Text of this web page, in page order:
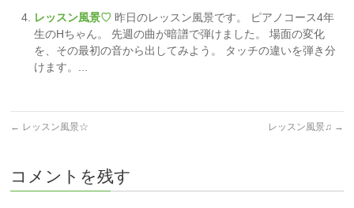
レッスン風景♡ 昨日のレッスン風景です。 ピアノコース4年
生のHちゃん。 先週の曲が暗譜で弾けました。 場面の変化
を、その最初の音から出してみよう。 タッチの違いを弾き分
けます。...
← レッスン風景☆ レッスン風景♫ →
コメントを残す